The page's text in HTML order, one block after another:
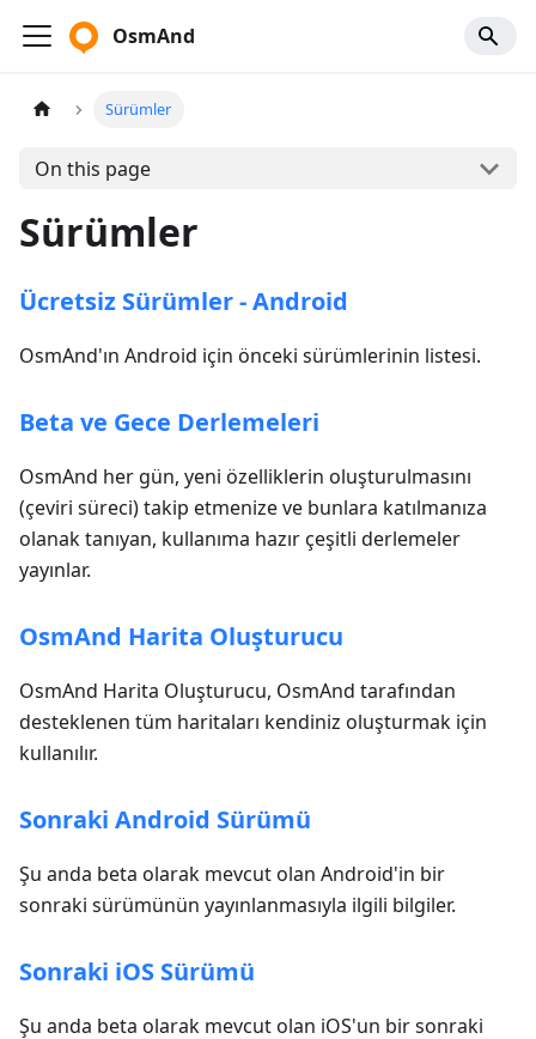
OsmAnd
Sürümler
On this page
Sürümler
Ücretsiz Sürümler - Android
OsmAnd'ın Android için önceki sürümlerinin listesi.
Beta ve Gece Derlemeleri
OsmAnd her gün, yeni özelliklerin oluşturulmasını
(çeviri süreci) takip etmenize ve bunlara katılmanıza
olanak tanıyan, kullanıma hazır çeşitli derlemeler
yayınlar.
OsmAnd Harita Oluşturucu
OsmAnd Harita Oluşturucu, OsmAnd tarafından
desteklenen tüm haritaları kendiniz oluşturmak için
kullanılır.
Sonraki Android Sürümü
Şu anda beta olarak mevcut olan Android'in bir
sonraki sürümünün yayınlanmasıyla ilgili bilgiler.
Sonraki iOS Sürümü
Şu anda beta olarak mevcut olan iOS'un bir sonraki